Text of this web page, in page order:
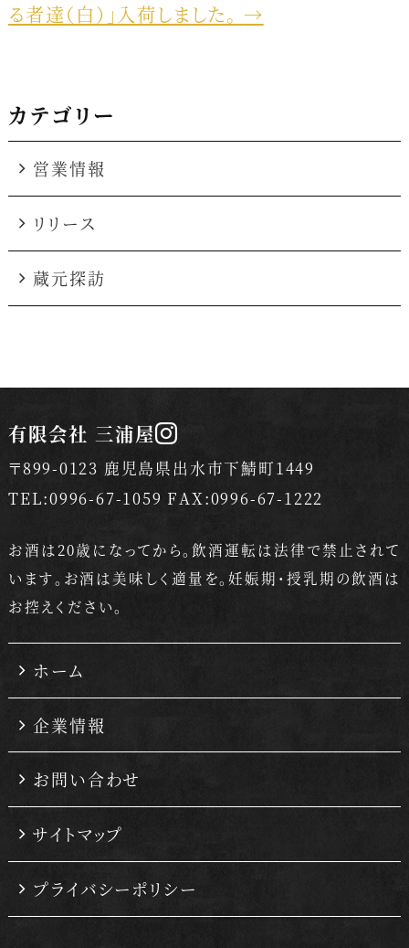
る者達（白）」入荷しました。 →
カテゴリー
営業情報
リリース
蔵元探訪
有限会社 三浦屋
〒899-0123 鹿児島県出水市下鯖町1449
TEL:0996-67-1059 FAX:0996-67-1222
お酒は20歳になってから。飲酒運転は法律で禁止されて
います。 お酒は美味しく適量を。妊娠期・授乳期の飲酒は
お控えください。
ホーム
企業情報
お問い合わせ
サイトマップ
プライバシーポリシー